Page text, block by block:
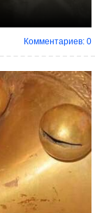
Комментариев: 0